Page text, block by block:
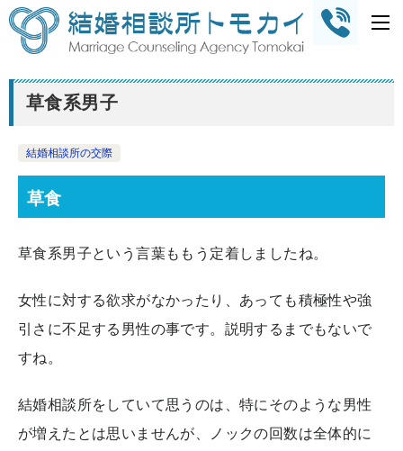
草食系男子
結婚相談所の交際
草食
草食系男子という言葉ももう定着しましたね。
女性に対する欲求がなかったり、あっても積極性や強
引さに不足する男性の事です。説明するまでもないで
すね。
結婚相談所をしていて思うのは、特にそのような男性
が増えたとは思いませんが、ノックの回数は全体的に